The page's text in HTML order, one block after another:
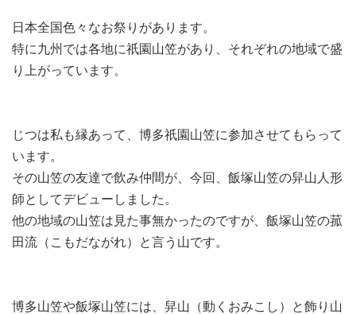
日本全国色々なお祭りがあります。
特に九州では各地に祇園山笠があり、それぞれの地域で盛
り上がっています。
じつは私も縁あって、博多祇園山笠に参加させてもらって
います。
その山笠の友達で飲み仲間が、今回、飯塚山笠の舁山人形
師としてデビューしました。
他の地域の山笠は見た事無かったのですが、飯塚山笠の菰
田流（こもだながれ）と言う山です。
博多山笠や飯塚山笠には、舁山（動くおみこし）と飾り山